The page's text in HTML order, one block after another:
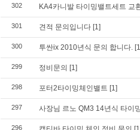
302 KA4카니발 타이밍밸트세트 교
301 견적 문의입니다 [1]
300 투싼ix 2010년식 문의 합니다.
299 정비문의 [1]
298 포터2타이밍체인밸트 [1]
297 사장님 르노 QM3 14년식 타이
296